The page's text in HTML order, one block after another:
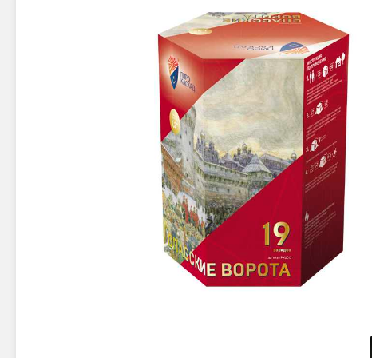
Фейерверки на свадьбу
Маленькие фейерверки
Петарды
Терочные
Фитильные
Лимонки,
Корсары
Летающие
Бабочки,
Жуки
Циркоблицы
Цветной